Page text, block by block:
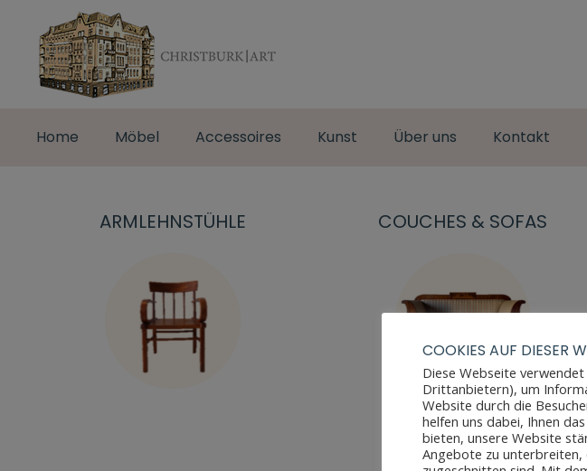
Home Möbel Accessoires Kunst Über uns Kontakt
ARMLEHNSTÜHLE COUCHES & SOFAS
COOKIES AUF DIESER
Diese Webseite
Drittanbietern), um
Website durch die
helfen uns dabei, Ihnen
bieten, unsere Website
Angebote zu unterbreiten,